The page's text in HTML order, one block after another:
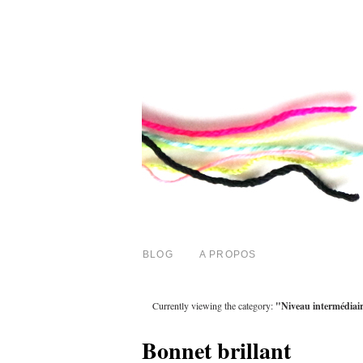
BLOG A PROPOS
Currently viewing the category: "Niveau
Bonnet brillant